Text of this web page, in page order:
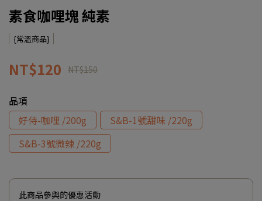
素食咖哩塊 純素
{常溫商品}
NT$120 NT$150
品項
好侍-咖哩 /200g
S&B-1號甜味 /220g
S&B-3號微辣 /220g
此商品參與的優惠活動